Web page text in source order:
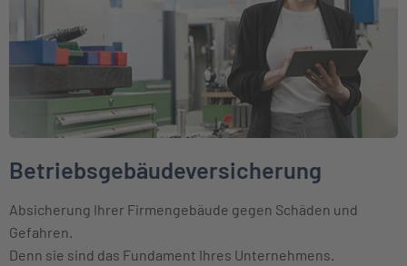
Betriebsgebäudeversicherung
Absicherung Ihrer Firmengebäude gegen Schäden und
Gefahren.
Denn sie sind das Fundament Ihres Unternehmens.